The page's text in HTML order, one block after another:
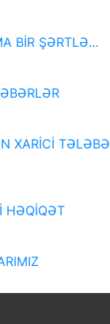
BİR ŞƏRTLƏ...
XARİCİ TƏLƏBƏ
HƏQİQƏT